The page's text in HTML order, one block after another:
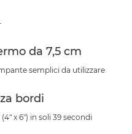
da 7,5 cm
semplici da utilizzare
bordi
x 6") in soli 39 secondi